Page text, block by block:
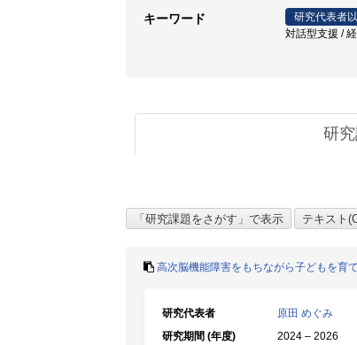
キーワード
研究代表者
対話型支援 /
研
高次脳機能障害をもちながら子どもを育
研究代表者
原田 めぐみ
研究期間 (年度)
2024 – 2026